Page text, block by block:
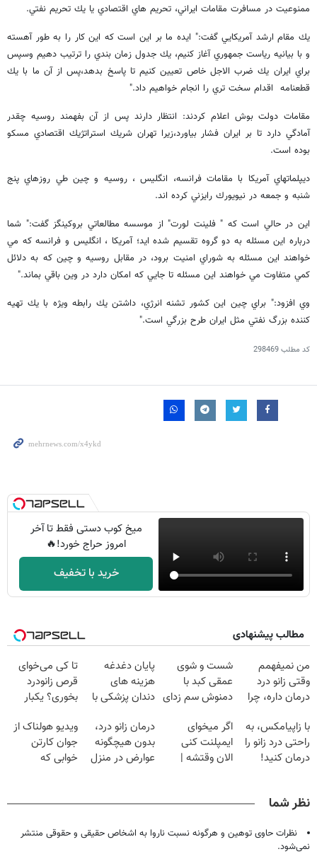
ممنوعيت در مسافرت مقامات ايراني، تحريم هاي اقتصادي يا يك تحريم نفتي.
يك مقام ارشد آمريكايي گفت:" ايده ما بر اين است كه اين كار را به طور آهسته
و با بيانيه رياست جمهوري آغاز كنيم، يك جدول زمان بندي را ترتيب دهيم وسپس
براي ايران يك ضرب الاجل خاص تعيين كنيم تا پاسخ بدهد،پس از آن ما با يك
قطعنامه اقدام سخت تري را انجام خواهيم داد."
مقامات دولت بوش اعلام كردند: انتظار دارند پس از آن بفهمند روسيه چقدر
آمادگي دارد تا بر ايران فشار بياورد،زيرا تهران شريك استراتژيك اقتصادي مسكو
بوده است.
ديپلماتهاي آمريكا با مقامات فرانسه، انگليس ، روسيه و چين طي روزهاي پنج
شنبه و جمعه در نيويورك رايزني كرده اند.
اين در حالي است كه " فلينت لورت" از موسسه مطالعاتي بروكينگز گفت:" شما
درباره اين مسئله به دو گروه تقسيم شده ايد؛ آمريكا ، انگليس و فرانسه كه مي
خواهند اين مسئله به شوراي امنيت برود، در مقابل روسيه و چين كه به دلائل
كمي متفاوت مي خواهند اين مسئله تا جايي كه امكان دارد در وين باقي بماند."
وي افزود:" براي چين اين كشور تشنه انرژي، داشتن يك رابطه ويژه با يك تهيه
كننده بزرگ نفتي مثل ايران طرح بزرگي است."
کد مطلب298469
میخ کوب دستی فقط تا آخر
امروز حراج خورد!🔥
خرید با تخفیف
مطالب پیشنهادی
من نمیفهمم
وقتی زانو درد
درمان داره، چرا
تحمل میکنی؟❗
شست و شوی
عمقی کبد با
دمنوش سم زدای
پایان دغدغه
هزینه های
دندان پزشکی با
خانگی
تا کی می‌خوای
قرص زانودرد
بخوری؟ یکبار
کن
با زاپیامکس، به
راحتی درد زانو را
درمان کنید!
اگر میخوای
ایمپلنت کنی
الان وقتشه |
درمان زانو درد،
بدون هیچگونه
عوارض در منزل
ویدیو هولناک از
جوان کارتن
خوابی که
نظر شما
نظرات حاوی توهین و هرگونه نسبت ناروا به اشخاص حقیقی و حقوقی منتشر
نمی‌شود.